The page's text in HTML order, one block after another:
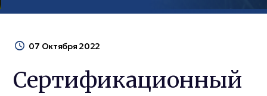
07 Октября 2022
Cертификационный